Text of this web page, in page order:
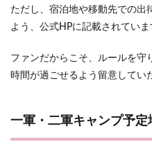
ただし、宿泊地や移動先での出
よう、公式HPに記載されていま
ファンだからこそ、ルールを守
時間が過ごせるよう留意してい
一軍・二軍キャンプ予定